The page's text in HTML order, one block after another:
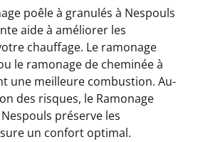
poêle à granulés à Nespouls
aide à améliorer les
chauffage. Le ramonage
le ramonage de cheminée à
une meilleure combustion. Au-
des risques, le Ramonage
préserve les
un confort optimal.